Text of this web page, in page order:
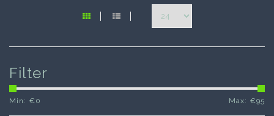
Filter
Min: €0 Max: €95